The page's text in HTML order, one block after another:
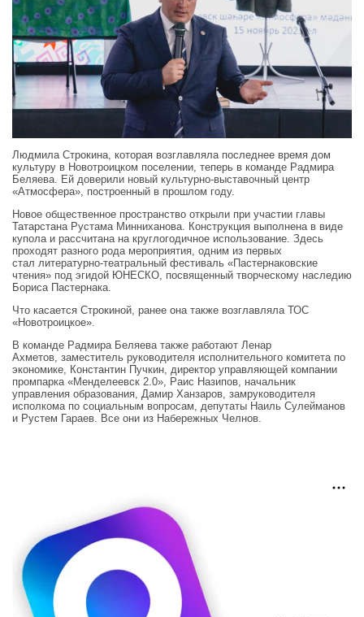
Людмила Строкина, которая возглавляла последнее время дом
культуру в Новотроицком поселении, теперь в команде Радмира
Беляева. Ей доверили новый культурно-выставочный центр
«Атмосфера», построенный в прошлом году.
Новое общественное пространство открыли при участии главы
Татарстана Рустама Минниханова. Конструкция выполнена в виде
купола и рассчитана на круглогодичное использование. Здесь
проходят разного рода мероприятия, одним из первых
стал литературно-театральный фестиваль «Пастернаковские
чтения» под эгидой ЮНЕСКО, посвященный творческому наследию
Бориса Пастернака.
Что касается Строкиной, ранее она также возглавляла ТОС
«Новотроицкое».
В команде Радмира Беляева также работают Ленар
Ахметов, заместитель руководителя исполнительного комитета по
экономике, Константин Пучкин, директор управляющей компании
промпарка «Менделеевск 2.0», Раис Назипов, начальник
управления образования, Дамир Ханзаров, замруководителя
исполкома по социальным вопросам, депутаты Наиль Сулейманов
и Рустем Гараев. Все они из Набережных Челнов.